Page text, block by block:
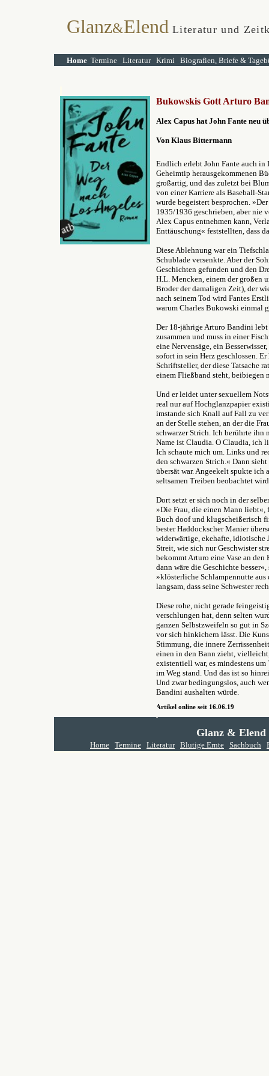
Glanz&Elend Literatur und
Home Termine Literatur Krimi Biografien, Briefe &
Bukowskis Gott Arturo
Alex Capus hat John Fante neu
Von Klaus Bittermann
Endlich erlebt John Fante auch
Geheimtip herausgekommenen
großartig, und das zuletzt bei
von einer Karriere als Baseball-
wurde begeistert besprochen.
1935/1936 geschrieben, aber nie
Alex Capus entnehmen kann,
Enttäuschung« feststellten, dass
Diese Ablehnung war ein
Schublade versenkte. Aber der
Geschichten gefunden und den
H.L. Mencken, einem der großen
Broder der damaligen Zeit), der
nach seinem Tod wird Fantes
warum Charles Bukowski einmal
Der 18-jährige Arturo Bandini lebt
zusammen und muss in einer
eine Nervensäge, ein
sofort in sein Herz geschlossen.
Schriftsteller, der diese Tatsache
einem Fließband steht, beibiegen
Und er leidet unter sexuellem
real nur auf Hochglanzpapier
imstande sich Knall auf Fall zu
an der Stelle stehen, an der die
schwarzer Strich. Ich berührte
Name ist Claudia. O Claudia, ich
Ich schaute mich um. Links und
den schwarzen Strich.« Dann
übersät war. Angeekelt spukte ich
seltsamen Treiben beobachtet
Dort setzt er sich noch in der
»Die Frau, die einen Mann liebt«,
Buch doof und klugscheißerisch
bester Haddockscher Manier
widerwärtige, ekehafte,
Streit, wie sich nur Geschwister
bekommt Arturo eine Vase an
dann wäre die Geschichte
»klösterliche Schlampennutte
langsam, dass seine Schwester
Diese rohe, nicht gerade
verschlungen hat, denn selten
ganzen Selbstzweifeln so gut in
vor sich hinkichern lässt. Die
Stimmung, die innere
einen in den Bann zieht,
existentiell war, es mindestens
im Weg stand. Und das ist so
Und zwar bedingungslos, auch
Bandini aushalten würde.
Artikel online seit 16.06.19
Glanz & Elend
Home Termine Literatur Blutige Ernte Sachbuch